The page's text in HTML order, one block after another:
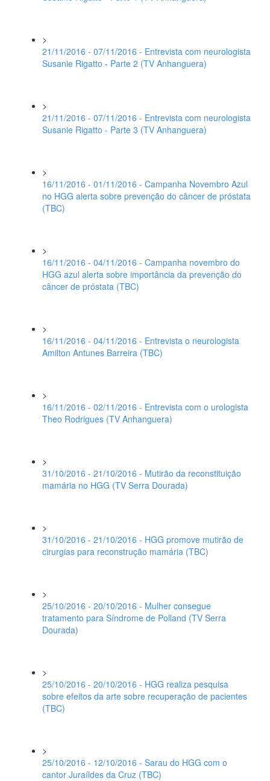
>
21/11/2016 - 07/11/2016 - Entrevista com neurologista
Susanie Rigatto - Parte 2 (TV Anhanguera)
>
21/11/2016 - 07/11/2016 - Entrevista com neurologista
Susanie Rigatto - Parte 3 (TV Anhanguera)
>
16/11/2016 - 01/11/2016 - Campanha Novembro Azul
no HGG alerta sobre prevenção do câncer de próstata
(TBC)
>
16/11/2016 - 04/11/2016 - Campanha novembro do
HGG azul alerta sobre importância da prevenção do
câncer de próstata (TBC)
>
16/11/2016 - 04/11/2016 - Entrevista o neurologista
Amilton Antunes Barreira (TBC)
>
16/11/2016 - 02/11/2016 - Entrevista com o urologista
Theo Rodrigues (TV Anhanguera)
>
31/10/2016 - 21/10/2016 - Mutirão da reconstituição
mamária no HGG (TV Serra Dourada)
>
31/10/2016 - 21/10/2016 - HGG promove mutirão de
cirurgias para reconstrução mamária (TBC)
>
25/10/2016 - 20/10/2016 - Mulher consegue
tratamento para Síndrome de Polland (TV Serra
Dourada)
>
25/10/2016 - 20/10/2016 - HGG realiza pesquisa
sobre efeitos da arte sobre recuperação de pacientes
(TBC)
>
25/10/2016 - 12/10/2016 - Sarau do HGG com o
cantor Juraíldes da Cruz (TBC)